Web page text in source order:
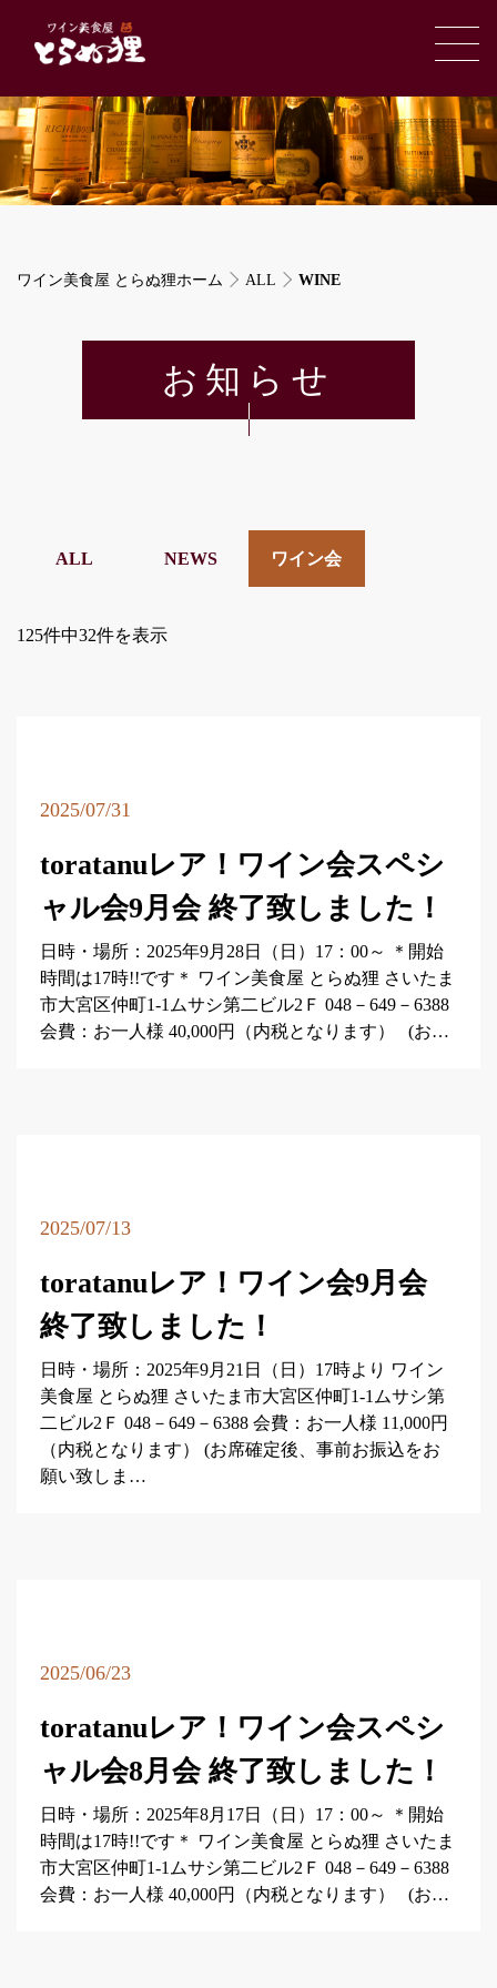
ワイン美食屋 とらぬ狸ホーム ALL WINE
お知らせ
ALL NEWS ワイン会
125件中32件を表示
2025/07/31
toratanuレア！ワイン会スペシ
ャル会9月会 終了致しました！
日時・場所：2025年9月28日（日）17：00～ ＊開始
時間は17時!!です＊ ワイン美食屋 とらぬ狸 さいたま
市大宮区仲町1-1ムサシ第二ビル2Ｆ 048－649－6388
会費：お一人様 40,000円（内税となります） (お…
2025/07/13
toratanuレア！ワイン会9月会
終了致しました！
日時・場所：2025年9月21日（日）17時より ワイン
美食屋 とらぬ狸 さいたま市大宮区仲町1-1ムサシ第
二ビル2Ｆ 048－649－6388 会費：お一人様 11,000円
（内税となります） (お席確定後、事前お振込をお
願い致しま…
2025/06/23
toratanuレア！ワイン会スペシ
ャル会8月会 終了致しました！
日時・場所：2025年8月17日（日）17：00～ ＊開始
時間は17時!!です＊ ワイン美食屋 とらぬ狸 さいたま
市大宮区仲町1-1ムサシ第二ビル2Ｆ 048－649－6388
会費：お一人様 40,000円（内税となります） (お…